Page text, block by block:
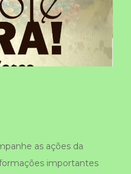
as ações da
importantes